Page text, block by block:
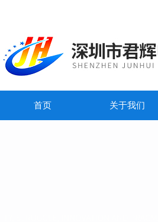
首页 关于我们